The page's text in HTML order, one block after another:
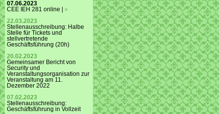
07.06.2023
CEE IEH 281 online | »
22.03.2023
Stellenausschreibung: Halbe
Stelle für Tickets und
stellvertretende
Geschäftsführung (20h)
20.02.2023
Gemeinsamer Bericht von
Security und
Veranstaltungsorganisation zur
Veranstaltung am 11.
Dezember 2022
07.02.2023
Stellenausschreibung:
Geschäftsführung in Vollzeit